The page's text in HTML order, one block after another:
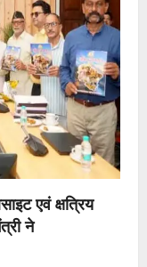
एवं क्षत्रिय
ने